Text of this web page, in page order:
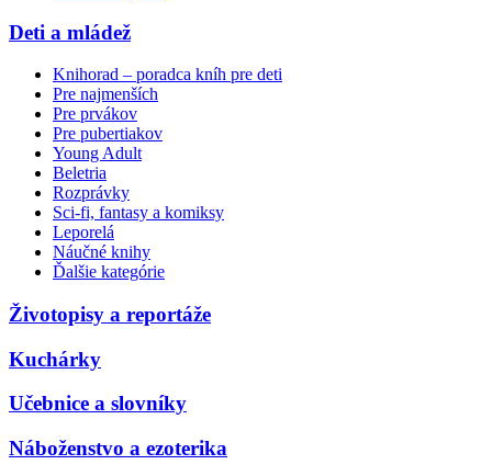
Deti a mládež
Knihorad – poradca kníh pre deti
Pre najmenších
Pre prvákov
Pre pubertiakov
Young Adult
Beletria
Rozprávky
Sci-fi, fantasy a komiksy
Leporelá
Náučné knihy
Ďalšie kategórie
Životopisy a reportáže
Kuchárky
Učebnice a slovníky
Náboženstvo a ezoterika